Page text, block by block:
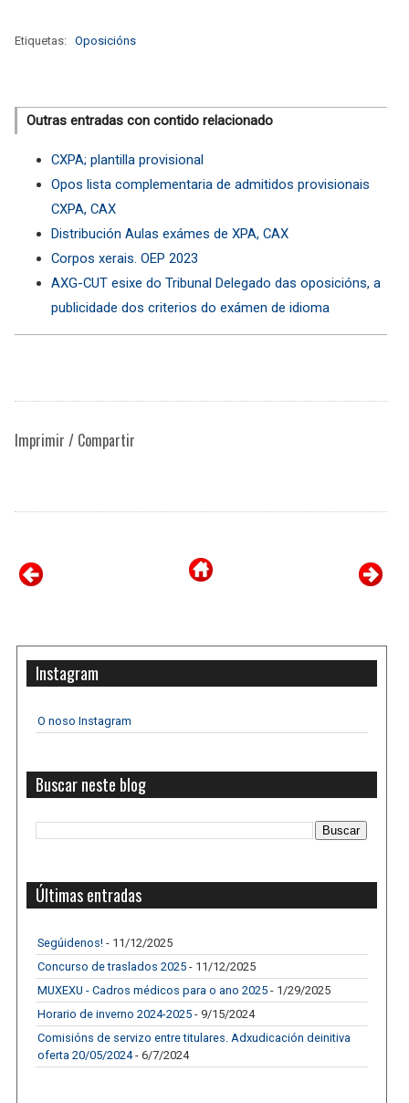
Etiquetas: Oposicións
Outras entradas con contido relacionado
CXPA; plantilla provisional
Opos lista complementaria de admitidos provisionais
CXPA, CAX
Distribución Aulas exámes de XPA, CAX
Corpos xerais. OEP 2023
AXG-CUT esixe do Tribunal Delegado das oposicións, a
publicidade dos criterios do exámen de idioma
Imprimir / Compartir
Instagram
O noso Instagram
Buscar neste blog
Últimas entradas
Segúidenos! - 11/12/2025
Concurso de traslados 2025 - 11/12/2025
MUXEXU - Cadros médicos para o ano 2025 - 1/29/2025
Horario de inverno 2024-2025 - 9/15/2024
Comisións de servizo entre titulares. Adxudicación deinitiva
oferta 20/05/2024- 6/7/2024